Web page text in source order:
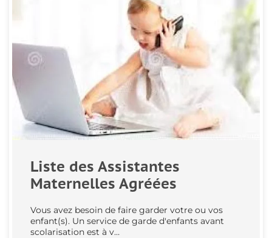
Liste des Assistantes
Maternelles Agréées
Vous avez besoin de faire garder votre ou vos
enfant(s). Un service de garde d'enfants avant
scolarisation est à v…